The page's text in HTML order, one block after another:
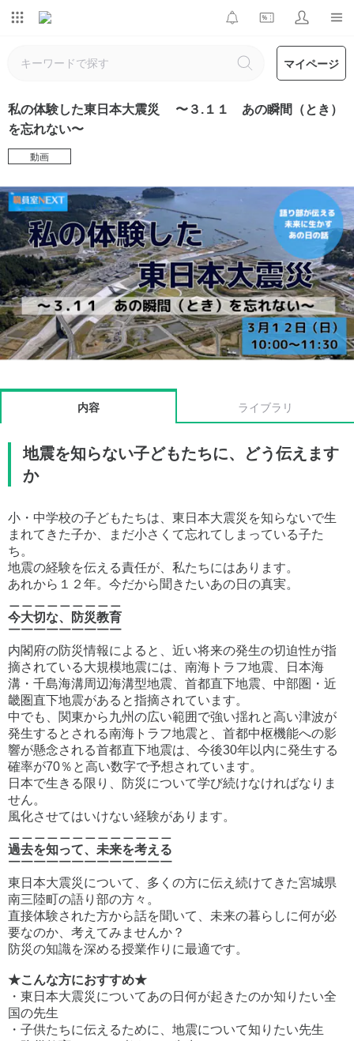
マイページ
私の体験した東日本大震災 〜３.１１ あの瞬間（とき）
を忘れない〜
動画
内容 ライブラリ
地震を知らない子どもたちに、どう伝えます
か
小・中学校の子どもたちは、東日本大震災を知らないで生
まれてきた子か、まだ小さくて忘れてしまっている子た
ち。
地震の経験を伝える責任が、私たちにはあります。
あれから１２年。今だから聞きたいあの日の真実。
今大切な、防災教育
￣￣￣￣￣￣￣￣￣
内閣府の防災情報によると、近い将来の発生の切迫性が指
摘されている大規模地震には、南海トラフ地震、日本海
溝・千島海溝周辺海溝型地震、首都直下地震、中部圏・近
畿圏直下地震があると指摘されています。
中でも、関東から九州の広い範囲で強い揺れと高い津波が
発生するとされる南海トラフ地震と、首都中枢機能への影
響が懸念される首都直下地震は、今後30年以内に発生する
確率が70％と高い数字で予想されています。
日本で生きる限り、防災について学び続けなければなりま
せん。
風化させてはいけない経験があります。
過去を知って、未来を考える
￣￣￣￣￣￣￣￣￣￣￣￣￣
東日本大震災について、多くの方に伝え続けてきた宮城県
南三陸町の語り部の方々。
直接体験された方から話を聞いて、未来の暮らしに何が必
要なのか、考えてみませんか？
防災の知識を深める授業作りに最適です。
★こんな方におすすめ★
・東日本大震災についてあの日何が起きたのか知りたい全
国の先生
・子供たちに伝えるために、地震について知りたい先生